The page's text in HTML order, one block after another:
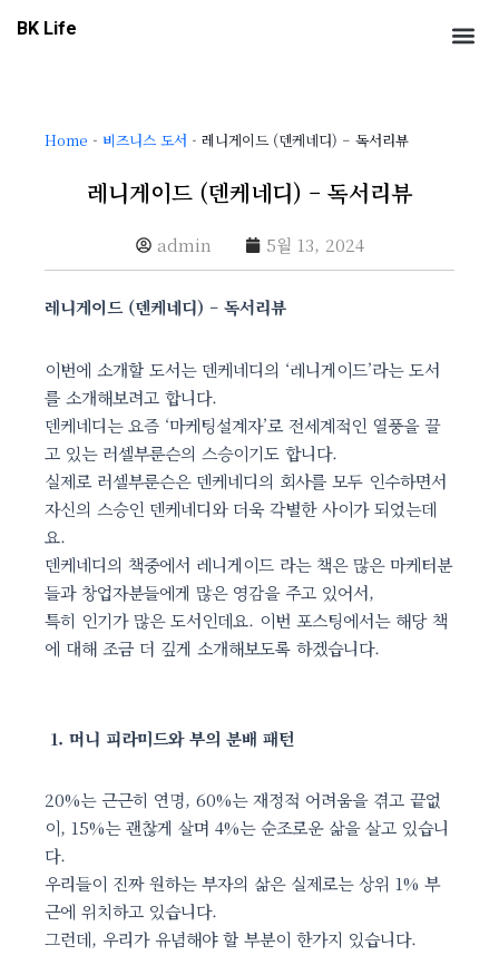
BK Life
Home - 비즈니스 도서 - 레니게이드 (덴케네디) – 독서리뷰
레니게이드 (덴케네디) – 독서리뷰
admin 5월 13, 2024
레니게이드 (덴케네디) – 독서리뷰
이번에 소개할 도서는 덴케네디의 ‘레니게이드’라는 도서
를 소개해보려고 합니다.
덴케네디는 요즘 ‘마케팅설계자’로 전세계적인 열풍을 끌
고 있는 러셀부룬슨의 스승이기도 합니다.
실제로 러셀부룬슨은 덴케네디의 회사를 모두 인수하면서
자신의 스승인 덴케네디와 더욱 각별한 사이가 되었는데
요.
덴케네디의 책중에서 레니게이드 라는 책은 많은 마케터분
들과 창업자분들에게 많은 영감을 주고 있어서,
특히 인기가 많은 도서인데요. 이번 포스팅에서는 해당 책
에 대해 조금 더 깊게 소개해보도록 하겠습니다.
1. 머니 피라미드와 부의 분배 패턴
20%는 근근히 연명, 60%는 재정적 어려움을 겪고 끝없
이, 15%는 괜찮게 살며 4%는 순조로운 삶을 살고 있습니
다.
우리들이 진짜 원하는 부자의 삶은 실제로는 상위 1% 부
근에 위치하고 있습니다.
그런데, 우리가 유념해야 할 부분이 한가지 있습니다.